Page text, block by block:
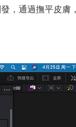
，通過撫平皮膚